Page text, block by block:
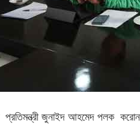
জুনাইদ আহমেদ পলক